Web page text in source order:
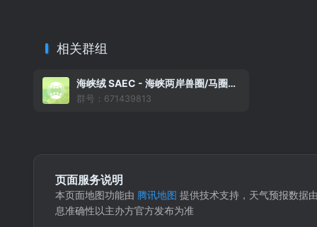
相关群组
海峡绒 SAEC - 海峡两岸兽圈/马圈活动信息收集组织（大陆版）
群号：671439813
页面服务说明
本页面地图功能由 腾讯地图 提供技术支持，天气预报数据
息准确性以主办方官方发布为准